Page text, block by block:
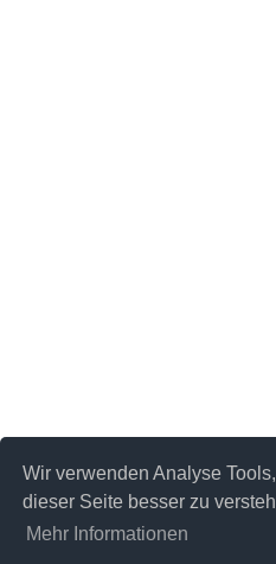
Wir verwenden Analyse
dieser Seite besser zu
Mehr Informationen